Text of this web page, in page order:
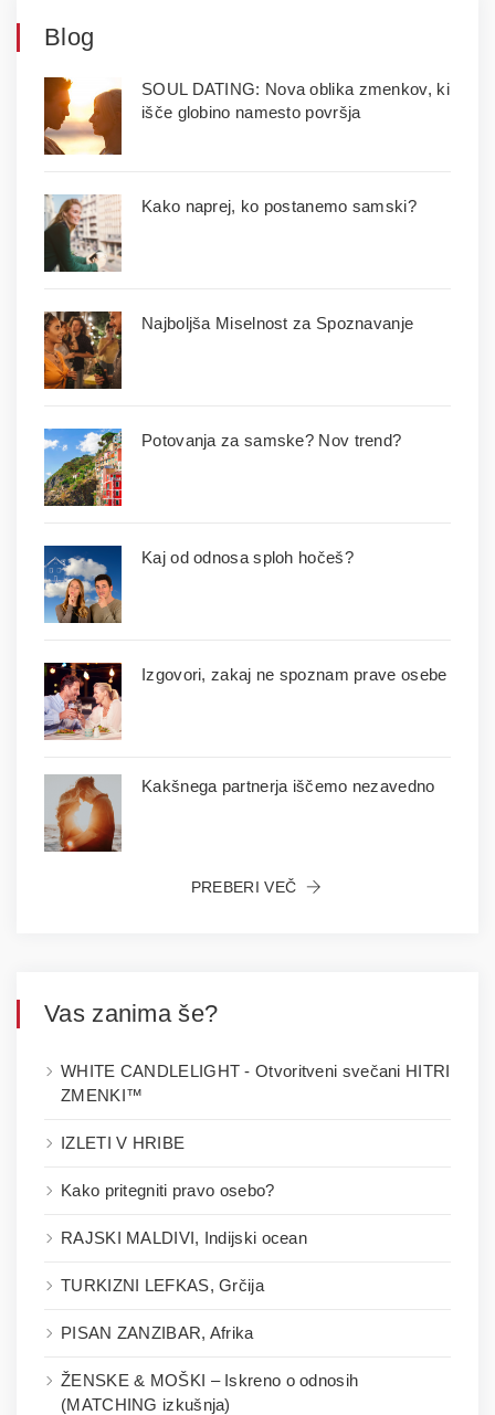
Blog
SOUL DATING: Nova oblika zmenkov, ki
išče globino namesto površja
Kako naprej, ko postanemo samski?
Najboljša Miselnost za Spoznavanje
Potovanja za samske? Nov trend?
Kaj od odnosa sploh hočeš?
Izgovori, zakaj ne spoznam prave osebe
Kakšnega partnerja iščemo nezavedno
PREBERI VEČ
Vas zanima še?
WHITE CANDLELIGHT - Otvoritveni svečani HITRI
ZMENKI™
IZLETI V HRIBE
Kako pritegniti pravo osebo?
RAJSKI MALDIVI, Indijski ocean
TURKIZNI LEFKAS, Grčija
PISAN ZANZIBAR, Afrika
ŽENSKE & MOŠKI – Iskreno o odnosih
(MATCHING izkušnja)